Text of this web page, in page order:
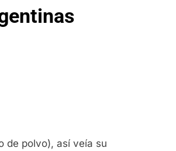
de polvo), así veía su